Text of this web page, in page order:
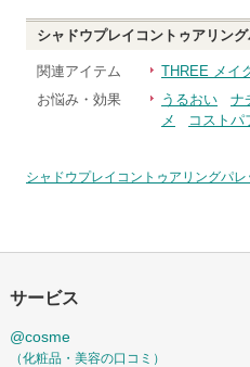
シャドウプレイコントゥアリング
関連アイテム THREE メイ
お悩み・効果
うるおい ナ
メ
コストパ
シャドウプレイコントゥアリングパレ
サービス
@cosme
（化粧品・美容の口コミ）